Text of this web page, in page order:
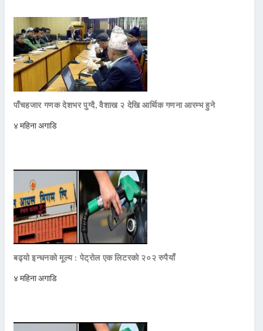
पाँचहजार गणक देशभर पुग्दै, वैशाख २ देखि आर्थिक गणना आरम्भ हुने
४ महिना अगाडि
बढ्यो इन्धनको मूल्य : पेट्रोल एक लिटरको २०२ रुपैयाँ
४ महिना अगाडि